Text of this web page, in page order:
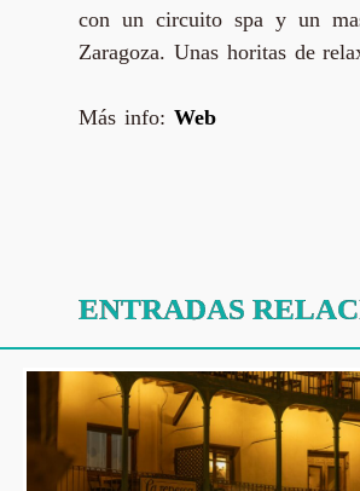
con un circuito spa y un
Zaragoza. Unas horitas de
Más info: Web
ENTRADAS